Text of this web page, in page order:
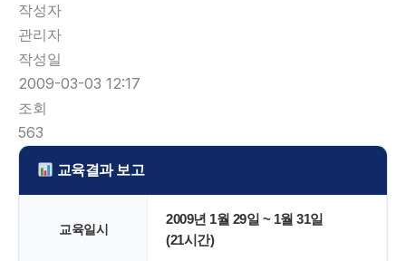
작성자
관리자
작성일
2009-03-03 12:17
조회
563
교육결과 보고
교육일시
2009년 1월 29일 ~ 1월 31일
(21시간)